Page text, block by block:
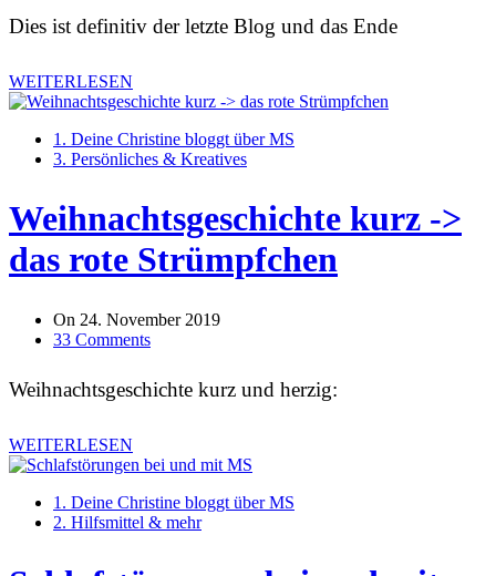
Dies ist definitiv der letzte Blog und das Ende
WEITERLESEN
1. Deine Christine bloggt über MS
3. Persönliches & Kreatives
Weihnachtsgeschichte kurz ->
das rote Strümpfchen
On 24. November 2019
33 Comments
Weihnachtsgeschichte kurz und herzig:
WEITERLESEN
1. Deine Christine bloggt über MS
2. Hilfsmittel & mehr